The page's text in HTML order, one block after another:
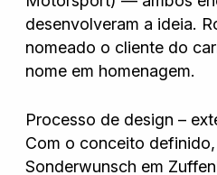
desenvolveram a ideia.
nomeado o cliente do
nome em homenagem.
Processo de design –
Com o conceito
Sonderwunsch em